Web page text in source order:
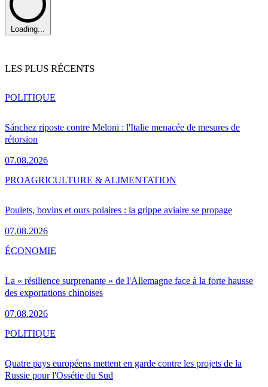
Loading...
LES PLUS RÉCENTS
Sánchez riposte contre Meloni : l'Italie menacée de mesures de
rétorsion
07.08.2026
POLITIQUE
Poulets, bovins et ours polaires : la grippe aviaire se propage
07.08.2026
PROAGRICULTURE & ALIMENTATION
La « résilience surprenante » de l'Allemagne face à la forte hausse
des exportations chinoises
07.08.2026
ÉCONOMIE
Quatre pays européens mettent en garde contre les projets de la
Russie pour l'Ossétie du Sud
POLITIQUE